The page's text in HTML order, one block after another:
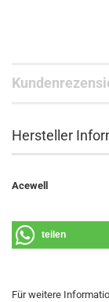
Hersteller
Acewell
teilen
Für weitere